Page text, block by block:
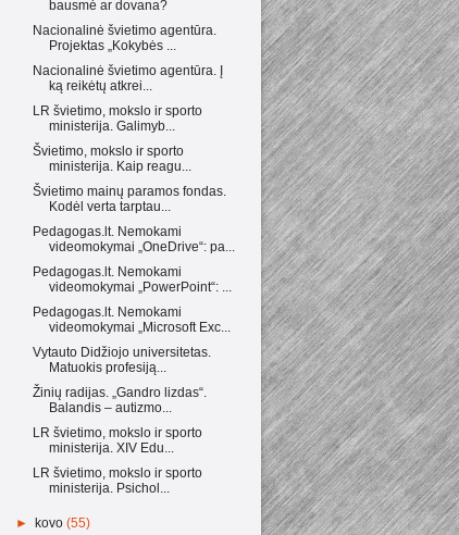
bausmė ar dovana?
Nacionalinė švietimo agentūra.
Projektas „Kokybės ...
Nacionalinė švietimo agentūra. Į
ką reikėtų atkrei...
LR švietimo, mokslo ir sporto
ministerija. Galimyb...
Švietimo, mokslo ir sporto
ministerija. Kaip reagu...
Švietimo mainų paramos fondas.
Kodėl verta tarptau...
Pedagogas.lt. Nemokami
videomokymai „OneDrive“: pa...
Pedagogas.lt. Nemokami
videomokymai „PowerPoint“: ...
Pedagogas.lt. Nemokami
videomokymai „Microsoft Exc...
Vytauto Didžiojo universitetas.
Matuokis profesiją...
Žinių radijas. „Gandro lizdas“.
Balandis – autizmo...
LR švietimo, mokslo ir sporto
ministerija. XIV Edu...
LR švietimo, mokslo ir sporto
ministerija. Psichol...
► kovo(55)